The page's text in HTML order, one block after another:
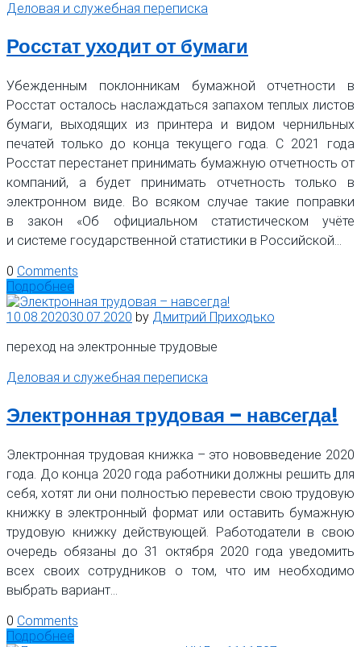
Деловая и служебная переписка
Росстат уходит от бумаги
Убежденным поклонникам бумажной отчетности в
Росстат осталось наслаждаться запахом теплых листов
бумаги, выходящих из принтера и видом чернильных
печатей только до конца текущего года. С 2021 года
Росстат перестанет принимать бумажную отчетность от
компаний, а будет принимать отчетность только в
электронном виде. Во всяком случае такие поправки
в закон «Об официальном статистическом учёте
и системе государственной статистики в Российской…
0 Comments
Подробнее
10.08.202030.07.2020 by Дмитрий Приходько
переход на электронные трудовые
Деловая и служебная переписка
Электронная трудовая – навсегда!
Электронная трудовая книжка – это нововведение 2020
года. До конца 2020 года работники должны решить для
себя, хотят ли они полностью перевести свою трудовую
книжку в электронный формат или оставить бумажную
трудовую книжку действующей. Работодатели в свою
очередь обязаны до 31 октября 2020 года уведомить
всех своих сотрудников о том, что им необходимо
выбрать вариант…
0 Comments
Подробнее